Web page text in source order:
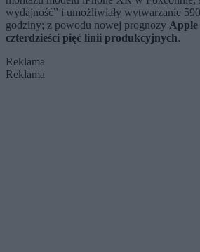
wydajność” i umożliwiały wytwarzanie
godziny; z powodu nowej prognozy Apple
czterdzieści pięć linii produkcyjnych.
Reklama
Reklama